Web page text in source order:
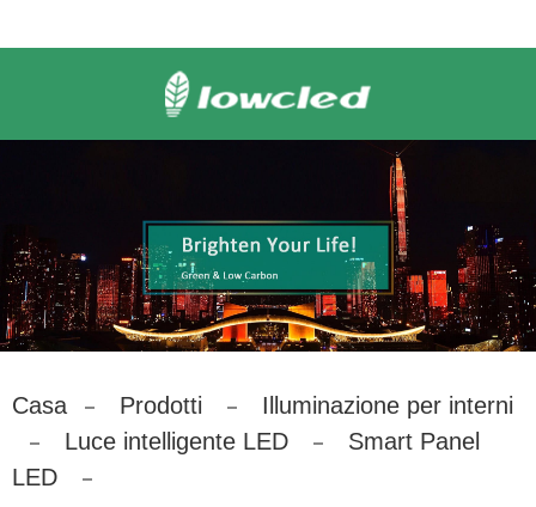
Casa Prodotti
Illuminazione per interni
Luce intelligente LED
Smart Panel
LED